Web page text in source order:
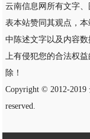
云南信息网所有文字
表本站赞同其观点，
中陈述文字以及内容
上有侵犯您的合法权
除！
Copyright © 2012-2019
reserved.